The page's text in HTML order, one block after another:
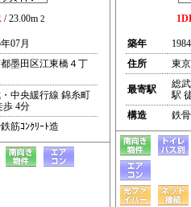
/ 23.00m 2
07月
墨田区江東橋４丁
中央緩行線 錦糸町
歩 4分
筋ｺﾝｸﾘｰﾄ造
築年
住所
東
最寄駅
総
駅
構造
鉄